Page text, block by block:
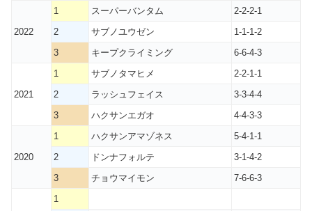
2022
1 スーパーバンタム
2-2-2-1
2
サブノユウゼン
1-1-1-2
3
キープクライミング 6-6-4-3
2021
1 サブノタマヒメ
2-2-1-1
2
ラッシュフェイス
3-3-4-4
3
ハクサンエガオ 4-4-3-3
2020
1 ハクサンアマゾネス
5-4-1-1
2
ドンナフォルテ
3-1-4-2
3
チョウマイモン
7-6-6-3
1